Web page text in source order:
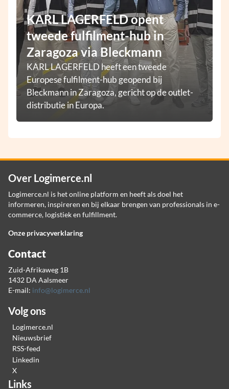
KARL LAGERFELD opent
tweede fulfilment-hub in
Zaragoza via Bleckmann
KARL LAGERFELD heeft een tweede
Europese fulfilment-hub geopend bij
Bleckmann in Zaragoza, gericht op de outlet-
distributie in Europa.
Over Logimerce.nl
Logimerce.nl is het online platform en heeft als doel het
informeren, inspireren en bij elkaar brengen van professionals in e-
commerce, logistiek en fulfillment.
Onze privacyverklaring
Contact
Zuid-Afrikaweg 1B
1432 DA Aalsmeer
E-mail: info@logimerce.nl
Volg ons
Logimerce.nl
Nieuwsbrief
RSS-feed
Linkedin
X
Links